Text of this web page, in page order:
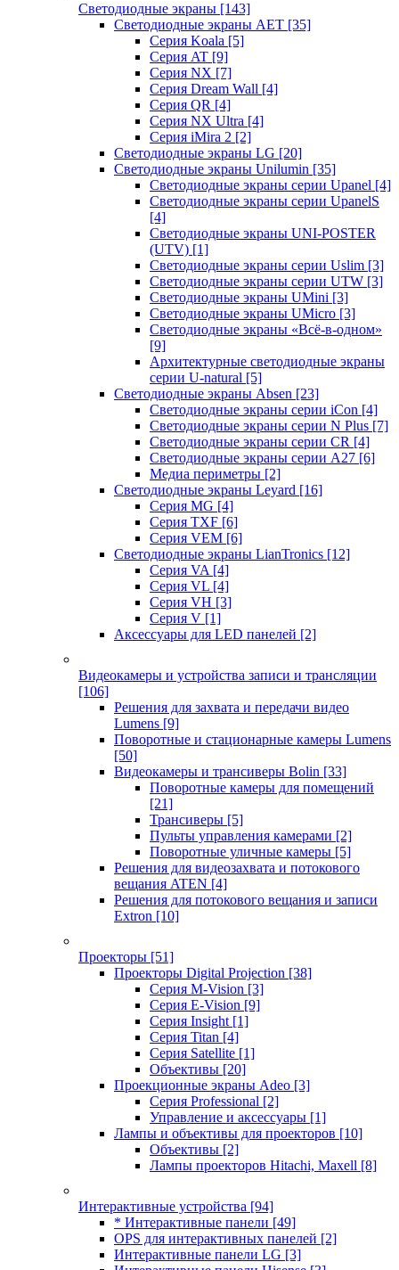
Светодиодные экраны [143]
Светодиодные экраны AET [35]
Cерия Koala [5]
Серия AT [9]
Серия NX [7]
Серия Dream Wall [4]
Серия QR [4]
Серия NX Ultra [4]
Серия iMira 2 [2]
Светодиодные экраны LG [20]
Светодиодные экраны Unilumin [35]
Светодиодные экраны серии Upanel [4]
Светодиодные экраны серии UpanelS
[4]
Светодиодные экраны UNI-POSTER
(UTV) [1]
Светодиодные экраны серии Uslim [3]
Светодиодные экраны серии UTW [3]
Светодиодные экраны UMini [3]
Светодиодные экраны UMicro [3]
Светодиодные экраны «Всё-в-одном»
[9]
Архитектурные светодиодные экраны
серии U-natural [5]
Светодиодные экраны Absen [23]
Светодиодные экраны серии iCon [4]
Светодиодные экраны серии N Plus [7]
Светодиодные экраны серии CR [4]
Светодиодные экраны серии А27 [6]
Медиа периметры [2]
Светодиодные экраны Leyard [16]
Серия MG [4]
Серия TXF [6]
Серия VEM [6]
Светодиодные экраны LianTronics [12]
Серия VA [4]
Серия VL [4]
Серия VH [3]
Серия V [1]
Аксессуары для LED панелей [2]
Видеокамеры и устройства записи и трансляции
[106]
Решения для захвата и передачи видео
Lumens [9]
Поворотные и стационарные камеры Lumens
[50]
Видеокамеры и трансиверы Bolin [33]
Поворотные камеры для помещений
[21]
Трансиверы [5]
Пульты управления камерами [2]
Поворотные уличные камеры [5]
Решения для видеозахвата и потокового
вещания ATEN [4]
Решения для потокового вещания и записи
Extron [10]
Проекторы [51]
Проекторы Digital Projection [38]
Серия M-Vision [3]
Серия E-Vision [9]
Серия Insight [1]
Серия Titan [4]
Серия Satellite [1]
Объективы [20]
Проекционные экраны Adeo [3]
Серия Professional [2]
Управление и аксессуары [1]
Лампы и объективы для проекторов [10]
Объективы [2]
Лампы проекторов Hitachi, Maxell [8]
Интерактивные устройства [94]
* Интерактивные панели [49]
OPS для интерактивных панелей [2]
Интерактивные панели LG [3]